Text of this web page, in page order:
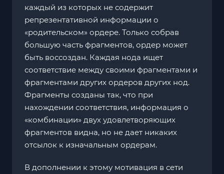
каждый из которых не содержит
репрезентативной информации о
«родительском» ордере. Только собрав
большую часть фрагментов, ордер может
быть воссоздан. Каждая нода ищет
соответствие между своими фрагментами и
фрагментами других ордеров других нод.
Фрагменты созданы так, что при
нахождении соответствия, информация о
«комбинации» двух удовлетворяющих
фрагментов видна, но не дает никаких
отсылок к изначальным ордерам.
В дополнении к этому мотивация в сети